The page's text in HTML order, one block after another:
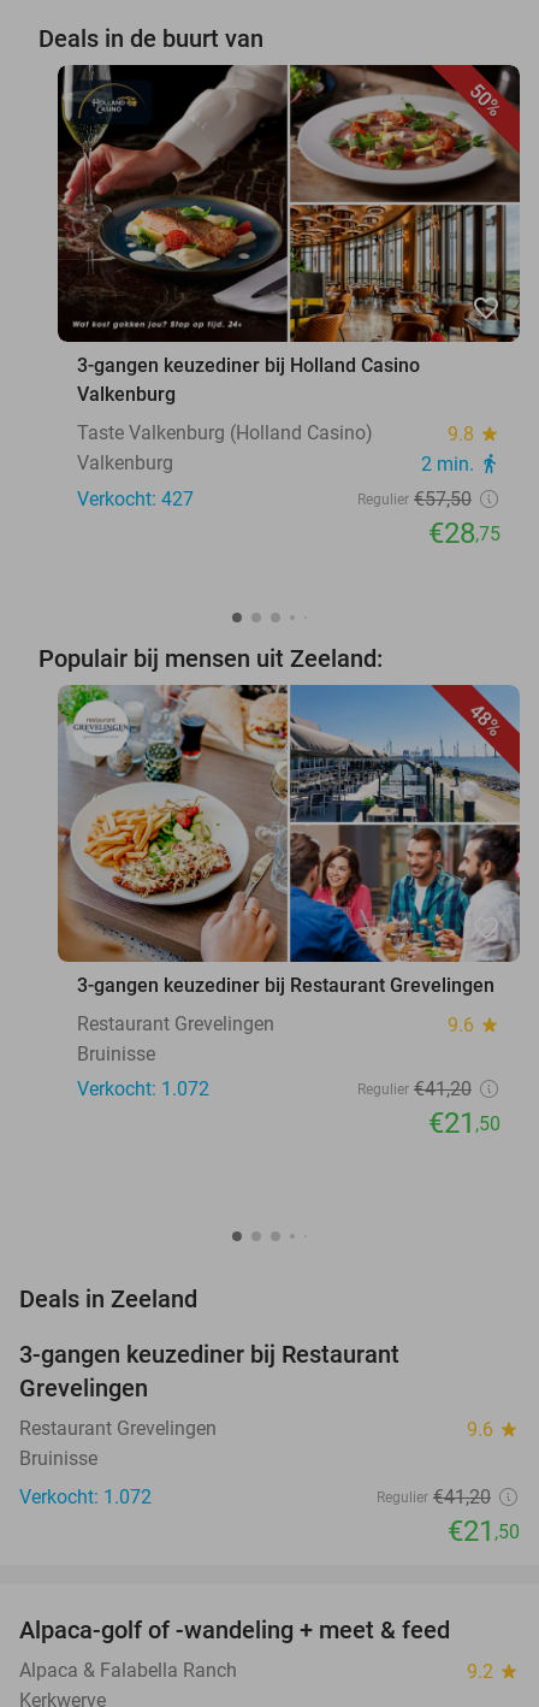
Deals in de buurt van
50%
favorite_border
3-gangen keuzediner bij Holland Casino
Valkenburg
Taste Valkenburg (Holland Casino)
9.8 star
Valkenburg 2 min. directions_walk
Verkocht: 427 Regulier €57,50
€28,75
Populair bij mensen uit Zeeland:
48%
favorite_border
3-gangen keuzediner bij Restaurant Grevelingen
Restaurant Grevelingen
9.6 star
Bruinisse
Verkocht: 1.072
Regulier €41,20
€21 ,50
Deals in Zeeland
3-gangen keuzediner bij Restaurant
Grevelingen
Restaurant Grevelingen 9.6 star
Bruinisse
Verkocht: 1.072
Regulier €41,20
€21 ,50
Alpaca-golf of -wandeling + meet & feed
Alpaca & Falabella Ranch 9.2 star
Kerkwerve